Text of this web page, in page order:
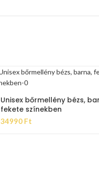
Unisex bőrmellény bézs,
fekete színekben
34990 Ft